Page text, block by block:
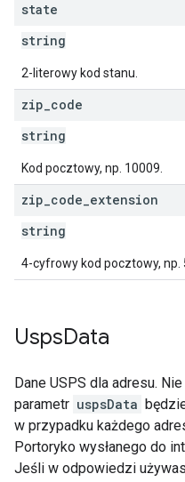
state
string
2-literowy kod stanu.
zip code
string
Kod pocztowy, np. 10009.
zip code extension
string
4-cyfrowy kod pocztowy, np.
UspsData
Dane USPS dla adresu.
parametr uspsData
w przypadku każdego
Portoryko wysłanego do
Jeśli w odpowiedzi